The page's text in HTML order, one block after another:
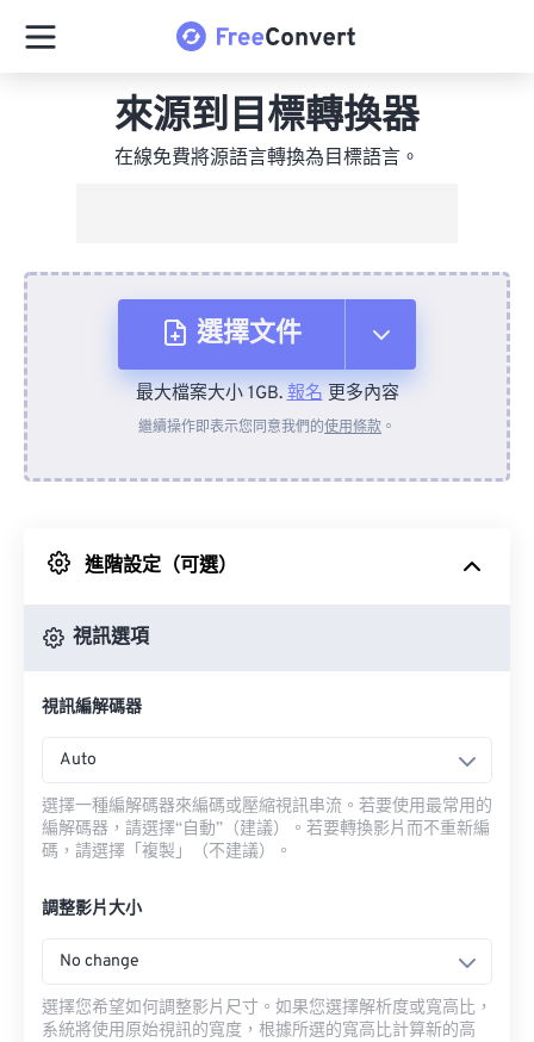
來源到目標轉換器
在線免費將源語言轉換為目標語言。
選擇文件
來自裝置
來自 Google 雲端硬碟
最大檔案大小 1GB.報名更多內容
繼續操作即表示您同意我們的使用條款 。
進階設定（可選）
視訊選項
視訊編解碼器
Auto
選擇一種編解碼器來編碼或壓縮視訊串流。若要使用最常用的
編解碼器，請選擇“自動”（建議）。若要轉換影片而不重新編
碼，請選擇「複製」（不建議）。
調整影片大小
No change
選擇您希望如何調整影片尺寸。如果您選擇解析度或寬高比，
系統將使用原始視訊的寬度，根據所選的寬高比計算新的高